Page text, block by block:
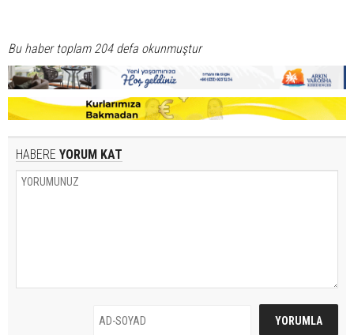
Bu haber toplam 204 defa okunmuştur
HABERE YORUM KAT